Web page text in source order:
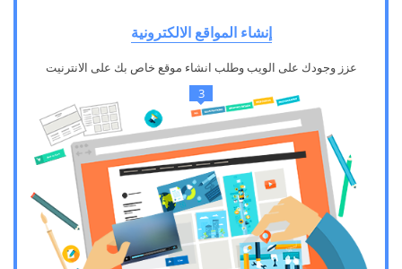
إنشاء المواقع الالكترونية
عزز وجودك على الويب وطلب انشاء موقع خاص بك على الانترنيت
3